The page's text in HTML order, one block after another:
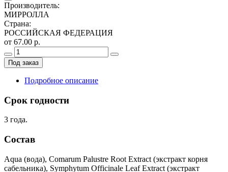
Производитель:
МИРРОЛЛА
Страна:
РОССИЙСКАЯ ФЕДЕРАЦИЯ
от 67.00 р.
Под заказ
Подробное описание
Срок годности
3 года.
Состав
Aqua (вода), Comarum Palustre Root Extract (экстракт корня
сабельника), Symphytum Officinale Leaf Extract (экстракт